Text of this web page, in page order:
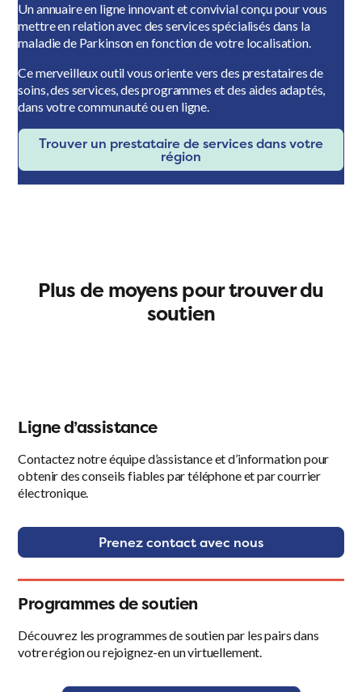
Un annuaire en ligne innovant et convivial conçu pour vous
mettre en relation avec des services spécialisés dans la
maladie de Parkinson en fonction de votre localisation.
Ce merveilleux outil vous oriente vers des prestataires de
soins, des services, des programmes et des aides adaptés,
dans votre communauté ou en ligne.
Trouver un prestataire de services dans votre
région
Plus de moyens pour trouver du
soutien
Ligne d’assistance
Contactez notre équipe d’assistance et d’information pour
obtenir des conseils fiables par téléphone et par courrier
électronique.
Prenez contact avec nous
Programmes de soutien
Découvrez les programmes de soutien par les pairs dans
votre région ou rejoignez-en un virtuellement.